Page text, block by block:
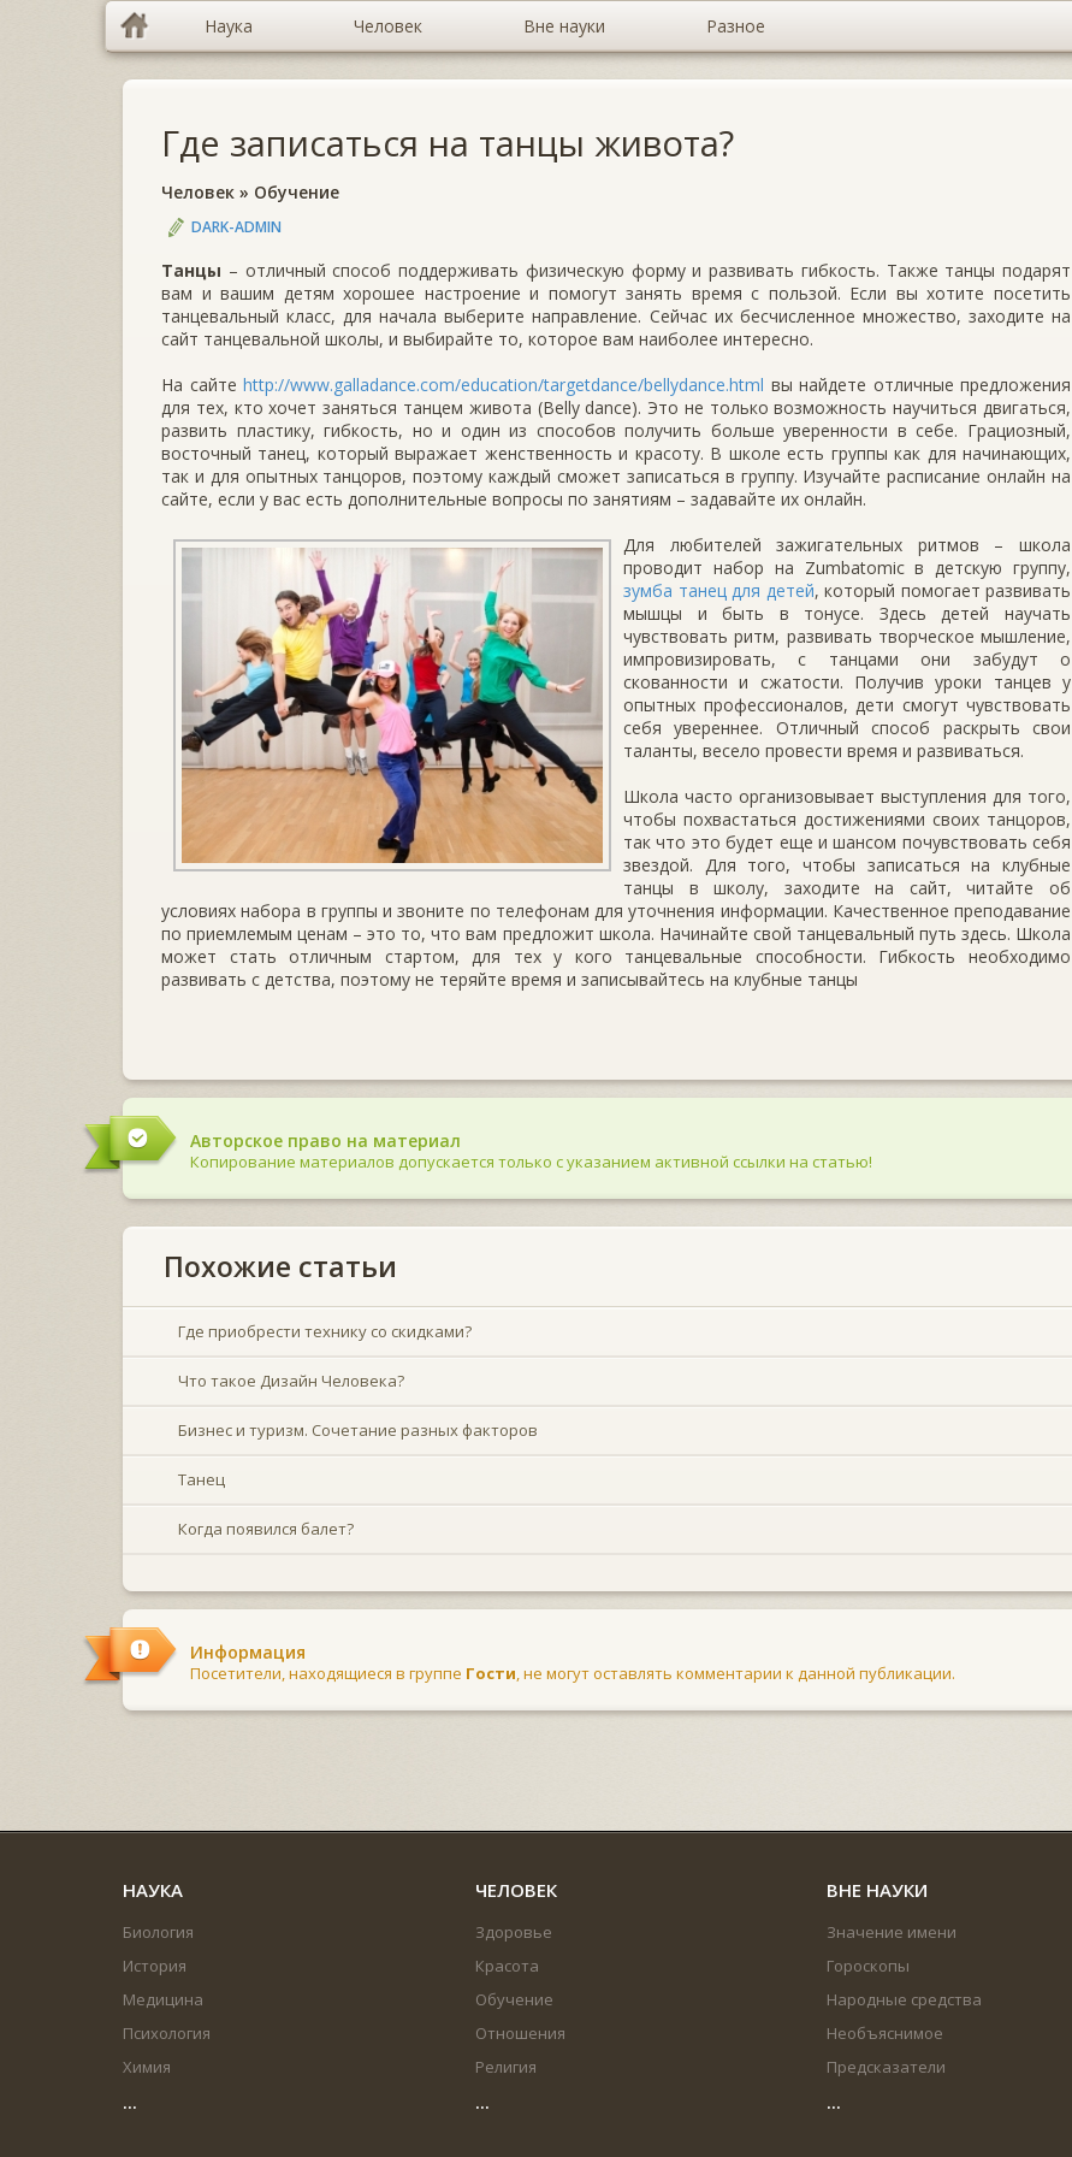
Наука Человек Вне науки Разное
Где записаться на танцы живота?
Человек » Обучение
DARK-ADMIN
Танцы – отличный способ поддерживать физическую форму и развивать гибкость. Также танцы подарят
вам и вашим детям хорошее настроение и помогут занять время с пользой. Если вы хотите посетить
танцевальный класс, для начала выберите направление. Сейчас их бесчисленное множество, заходите на
сайт танцевальной школы, и выбирайте то, которое вам наиболее интересно.
На сайте http://www.galladance.com/education/targetdance/bellydance.html вы найдете отличные предложения
для тех, кто хочет заняться танцем живота (Belly dance). Это не только возможность научиться двигаться,
развить пластику, гибкость, но и один из способов получить больше уверенности в себе. Грациозный,
восточный танец, который выражает женственность и красоту. В школе есть группы как для начинающих,
так и для опытных танцоров, поэтому каждый сможет записаться в группу. Изучайте расписание онлайн на
сайте, если у вас есть дополнительные вопросы по занятиям – задавайте их онлайн.
Для любителей зажигательных ритмов – школа
проводит набор на Zumbatomic в детскую группу,
зумба танец для детей, который помогает развивать
мышцы и быть в тонусе. Здесь детей научать
чувствовать ритм, развивать творческое мышление,
импровизировать, с танцами они забудут о
скованности и сжатости. Получив уроки танцев у
опытных профессионалов, дети смогут чувствовать
себя увереннее. Отличный способ раскрыть свои
таланты, весело провести время и развиваться.
Школа часто организовывает выступления для того,
чтобы похвастаться достижениями своих танцоров,
так что это будет еще и шансом почувствовать себя
звездой. Для того, чтобы записаться на клубные
танцы в школу, заходите на сайт, читайте об
условиях набора в группы и звоните по телефонам для уточнения информации. Качественное преподавание
по приемлемым ценам – это то, что вам предложит школа. Начинайте свой танцевальный путь здесь. Школа
может стать отличным стартом, для тех у кого танцевальные способности. Гибкость необходимо
развивать с детства, поэтому не теряйте время и записывайтесь на клубные танцы
Авторское право на материал
Копирование материалов допускается только с указанием активной ссылки на статью!
Похожие статьи
Где приобрести технику со скидками?
Что такое Дизайн Человека?
Бизнес и туризм. Сочетание разных факторов
Танец
Когда появился балет?
Информация
Посетители, находящиеся в группе Гости, не могут оставлять комментарии к данной публикации.
НАУКА
Биология
История
Медицина
Психология
Химия
...
ЧЕЛОВЕК
Здоровье
Красота
Обучение
Отношения
Религия
...
ВНЕ НАУКИ
Значение имени
Гороскопы
Народные средства
Необъяснимое
Предсказатели
...